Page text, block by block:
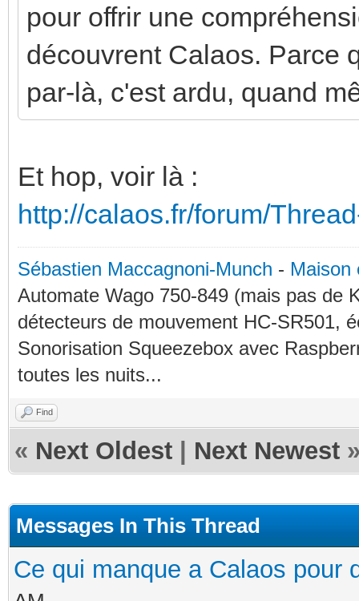
pour offrir une
découvrent Calaos. Parce
par-là, c'est ardu, quand
Et hop, voir là :
http://calaos.fr/forum/
Sébastien Maccagnoni-Munch - Maison
Automate Wago 750-849 (mais pas de
détecteurs de mouvement HC-SR501,
Sonorisation Squeezebox avec
toutes les nuits...
Find
« Next Oldest Next Newest
Messages In This Thread
Ce qui manque a Calaos pour